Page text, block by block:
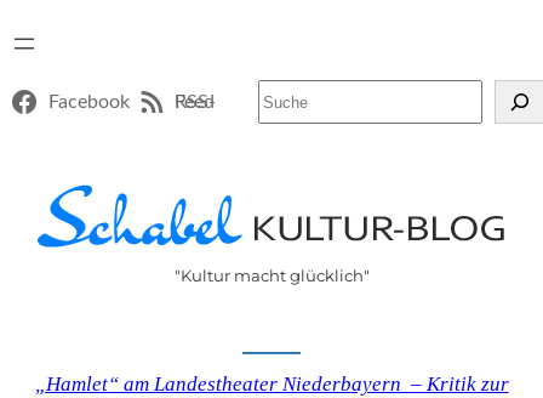
Facebook RSS-Feed
"Kultur macht glücklich"
„Hamlet“ am Landestheater Niederbayern – Kritik zur